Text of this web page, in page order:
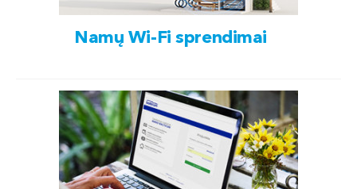
Namų Wi-Fi sprendimai